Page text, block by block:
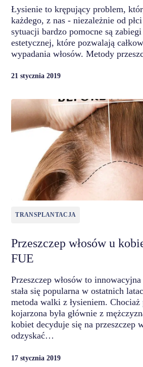
Łysienie to krępujący problem,
każdego, z nas - niezależnie od
sytuacji bardzo pomocne są
estetycznej, które pozwalają
wypadania włosów. Metody
21 stycznia 2019
TRANSPLANTACJA
Przeszczep włosów u
FUE
Przeszczep włosów to
stała się popularna w ostatnich
metoda walki z łysieniem.
kojarzona była głównie z
kobiet decyduje się na przeszczep
odzyskać…
17 stycznia 2019